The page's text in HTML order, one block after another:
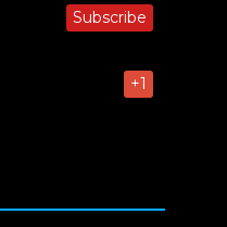
Subscribe
+1